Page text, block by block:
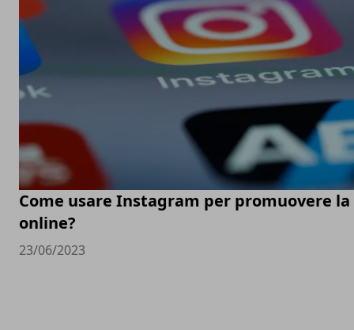
Come usare Instagram per promuovere
online?
23/06/2023